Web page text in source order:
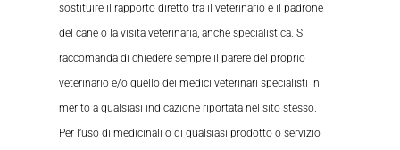
sostituire il rapporto diretto tra il veterinario e il padrone
del cane o la visita veterinaria, anche specialistica. Si
raccomanda di chiedere sempre il parere del proprio
veterinario e/o quello dei medici veterinari specialisti in
merito a qualsiasi indicazione riportata nel sito stesso.
Per l’uso di medicinali o di qualsiasi prodotto o servizio